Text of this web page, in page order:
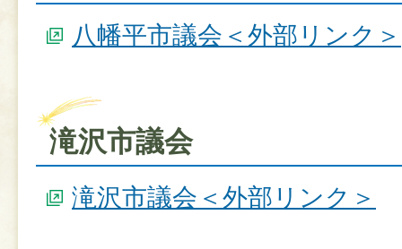
八幡平市議会＜外部リンク＞
滝沢市議会
滝沢市議会＜外部リンク＞